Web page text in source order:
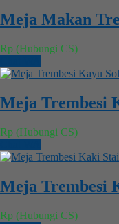
Meja Makan
Rp (Hubungi CS)
Meja Trembesi
Rp (Hubungi CS)
Meja Trembesi
Rp (Hubungi CS)